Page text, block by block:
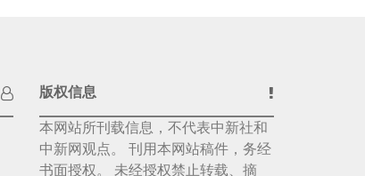
版权信息
本网站所刊载信息，不代表中新社和
中新网观点。 刊用本网站稿件，务经
书面授权。 未经授权禁止转载、摘